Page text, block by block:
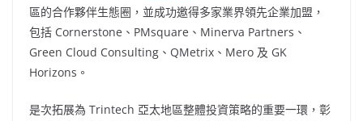
區的合作夥伴生態圈，並成功邀得多家業界領先企業加盟，
包括 Cornerstone、PMsquare、Minerva Partners、
Green Cloud Consulting、QMetrix、Mero 及 GK
Horizons。
是次拓展為 Trintech 亞太地區整體投資策略的重要一環，彰